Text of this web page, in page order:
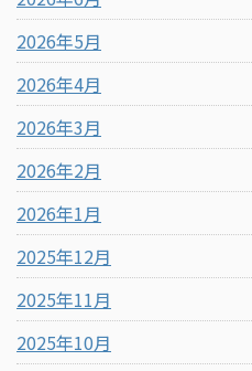
2026年5月
2026年4月
2026年3月
2026年2月
2026年1月
2025年12月
2025年11月
2025年10月